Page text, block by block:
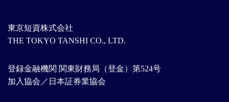
東京短資株式会社
THE TOKYO TANSHI CO., LTD.
登録金融機関 関東財務局（登金）第524号
加入協会／日本証券業協会